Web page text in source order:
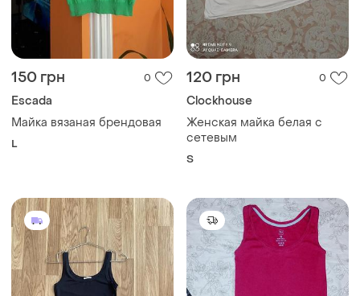
150 грн 0
Escada
Майка вязаная брендовая
L
120 грн 0
Clockhouse
Женская майка белая с
сетевым
S